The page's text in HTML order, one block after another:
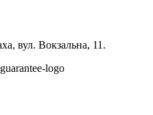
вул. Вокзальна, 11.